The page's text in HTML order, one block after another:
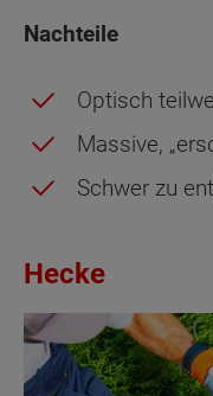
Nachteile
Optisch
Massive,
Schwer zu
Hecke